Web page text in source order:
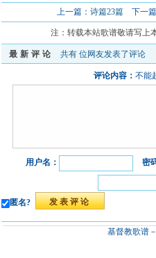
上一篇： 诗篇23篇下一篇
注：转载本站歌谱敬请写上
最新评论 共有位网友发表了评论
评论内容：不能
用户名： 密
匿名?
基督教歌谱